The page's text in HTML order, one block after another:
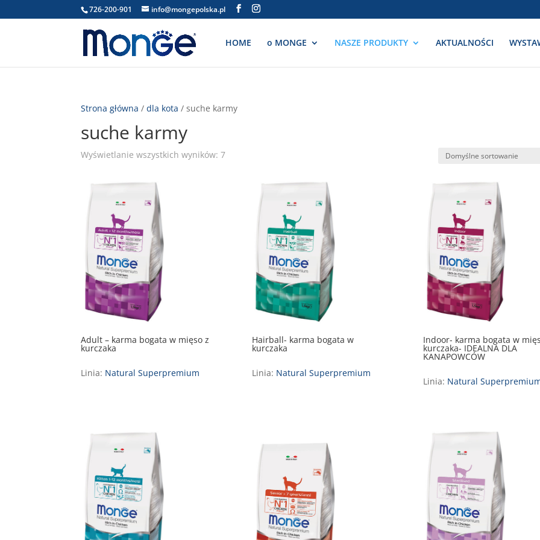
726-200-901 info@mongepolska.pl
HOME o MONGE NASZE PRODUKTY AKTUALNOŚCI
Strona główna /dla kota / suche karmy
suche karmy
Wyświetlanie wszystkich wyników: 7
Adult – karma bogata w mięso z
kurczaka
Linia: Natural Superpremium
Hairball- karma bogata w
kurczaka
Linia: Natural Superpremium
Indoor- karma bogata w
kurczaka- IDEALNA DLA
KANAPOWCÓW
Linia: Natural